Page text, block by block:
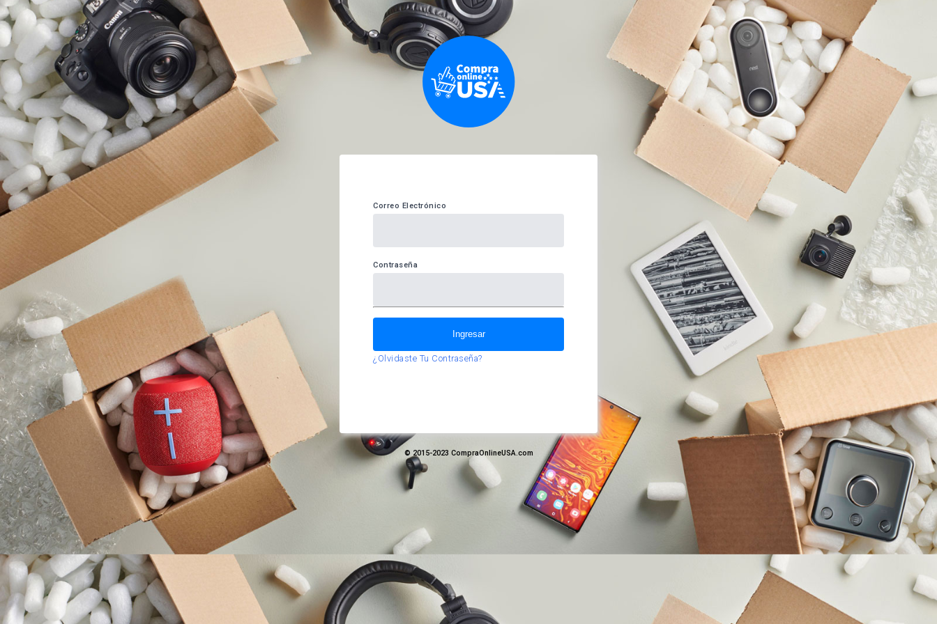
Correo Electrónico
Contraseña
¿Olvidaste Tu Contraseña?
© 2015-2023 CompraOnlineUSA.com